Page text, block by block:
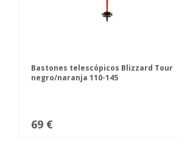
Bastones telescópicos Blizzard Tour
negro/naranja 110-145
69 €